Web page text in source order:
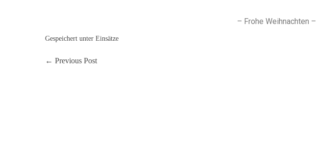
– Frohe Weihnachten –
Gespeichert unter Einsätze
← Previous Post